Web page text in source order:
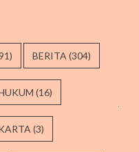
BERITA (304)
(16)
(3)